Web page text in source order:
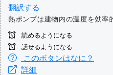
翻訳する
熱ポンプは建物内の温度を効率
読めるようになる
話せるようになる
このボタンはなに？
詳細